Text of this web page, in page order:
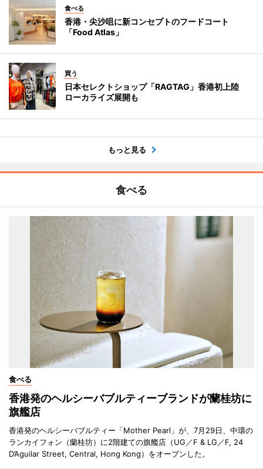
食べる
香港・尖沙咀に新コンセプトのフードコート
「Food Atlas」
買う
日本セレクトショップ「RAGTAG」香港初上陸
ローカライズ展開も
もっと見る
食べる
食べる
香港発のヘルシーバブルティーブランドが蘭桂坊に
旗艦店
香港発のヘルシーバブルティー「Mother Pearl」が、7月29日、中環の
ランカイフォン（蘭桂坊）に2階建ての旗艦店（UG／F & LG／F, 24
D’Aguilar Street, Central, Hong Kong）をオープンした。